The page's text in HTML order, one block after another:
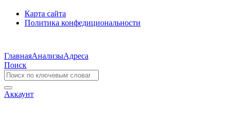
Карта сайта
Политика конфедициональности
ГлавнаяАнализыАдреса
Поиск
Аккаунт